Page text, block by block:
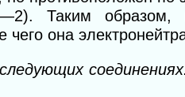
Таким образом,
она